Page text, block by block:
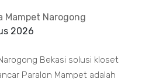
Mampet Narogong
2026
Bekasi solusi kloset
Paralon Mampet adalah